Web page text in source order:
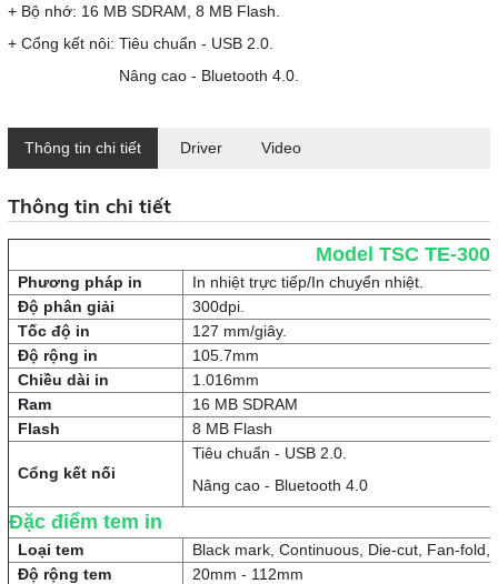
+ Bộ nhớ: 16 MB SDRAM, 8 MB Flash.
+ Cổng kết nôi: Tiêu chuẩn - USB 2.0.
Nâng cao - Bluetooth 4.0.
Thông tin chi tiết Driver Video
Thông tin chi tiết
Model TSC TE-300
Phương pháp in
In nhiệt trực tiếp/In chuyển nhiệt.
Độ phân giải
300dpi.
Tốc độ in
127 mm/giây.
Độ rộng in
105.7mm
Chiều dài in
1.016mm
Ram
16 MB SDRAM
Flash
8 MB Flash
Cổng kết nối
Tiêu chuẩn - USB 2.0.
Nâng cao - Bluetooth 4.0
Đặc điểm tem in
Loại tem
Black mark, Continuous, Die-cut, Fan-fold,
Độ rộng tem
20mm - 112mm